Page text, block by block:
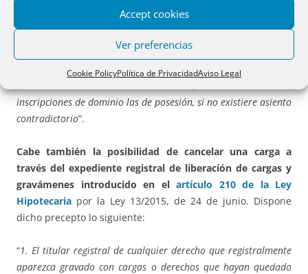
Accept cookies
Ver preferencias
Cookie PolicyPolítica de PrivacidadAviso Legal
que no conste en el Registro asiento alguno sobre reclamación
refieren tales notas de afección. Cuando se extienda alguna
inscripción relativa a las fincas o se expida una certificación a
inscripciones de dominio las de posesión, si no existiere asiento
contradictorio”.
Cabe también la posibilidad de cancelar una carga a
través del expediente registral de liberación de cargas y
gravámenes introducido en el artículo 210 de la Ley
Hipotecaria por la Ley 13/2015, de 24 de junio. Dispone
dicho precepto lo siguiente:
“1. El titular registral de cualquier derecho que registralmente
aparezca gravado con cargas o derechos que hayan quedado